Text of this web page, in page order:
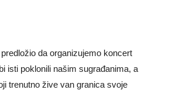
da organizujemo koncert
isti poklonili našim sugrađanima, a
trenutno žive van granica svoje